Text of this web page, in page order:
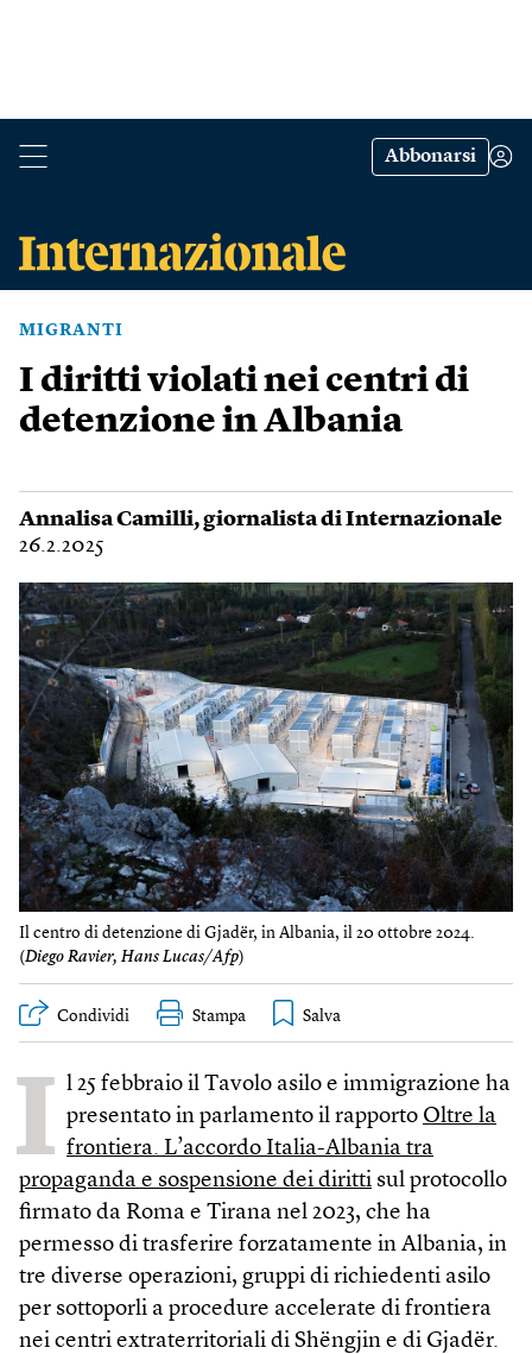
Abbonarsi
MIGRANTI
I diritti violati nei centri di
detenzione in Albania
Annalisa Camilli, giornalista di Internazionale
26.2.2025
Il centro di detenzione di Gjadër, in Albania, il 20 ottobre 2024.
(Diego Ravier, Hans Lucas/Afp)
Condividi Stampa
I l 25 febbraio il Tavolo asilo e immigrazione ha
presentato in parlamento il rapporto Oltre la
frontiera. L’accordo Italia-Albania tra
propaganda e sospensione dei diritti sul protocollo
firmato da Roma e Tirana nel 2023, che ha
permesso di trasferire forzatamente in Albania, in
tre diverse operazioni, gruppi di richiedenti asilo
per sottoporli a procedure accelerate di frontiera
nei centri extraterritoriali di Shëngjin e di Gjadër.